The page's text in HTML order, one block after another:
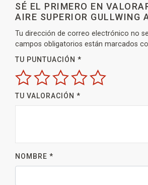
SÉ EL PRIMERO EN
AIRE SUPERIOR GULLWING
Tu dirección de correo electrónico no
campos obligatorios están marcados
TU PUNTUACIÓN *
TU VALORACIÓN *
NOMBRE *